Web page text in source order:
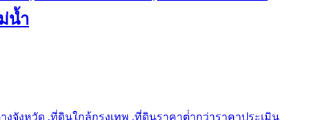
น้ำ
จังหวัด ,ที่ดินใกล้กรุงเทพ ,ที่ดินราคาต่ํากว่าราคาประเมิน